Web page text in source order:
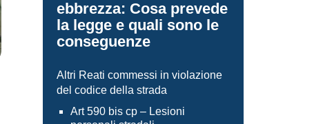
ebbrezza: Cosa prevede
la legge e quali sono le
conseguenze
Altri Reati commessi in violazione
del codice della strada
Art 590 bis cp – Lesioni